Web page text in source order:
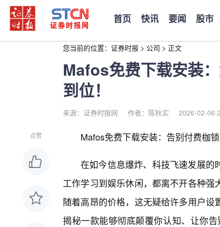
首页 快讯 要闻 股市
您当前的位置： 证券时报 > 公司 > 正文
Mafos免费下载安装
到位！
来源：证券时报网 作者：陈秋实 2026-02-06
点赞 Mafos免费下载安装：告别付费枷
在如今信息爆炸、科技飞速发展的
工作学习到娱乐休闲，都离不开各种
随着高昂的价格，这无疑给许多用户
揭秘一款能够彻底颠覆你认知、让你